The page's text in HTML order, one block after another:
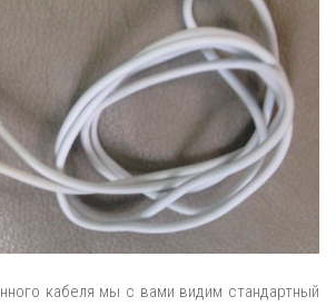
кабеля мы с вами видим стандартный